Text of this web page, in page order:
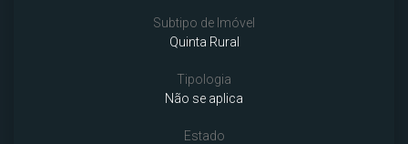
Subtipo de Imóvel
Quinta Rural
Tipologia
Não se aplica
Estado